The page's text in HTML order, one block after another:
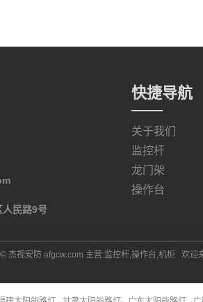
人民路9号
快捷导航
关于我们
监控杆
龙门架
操作台
杰视安防 afgcw.com 主营:监控杆,操作台,机柜
欢迎